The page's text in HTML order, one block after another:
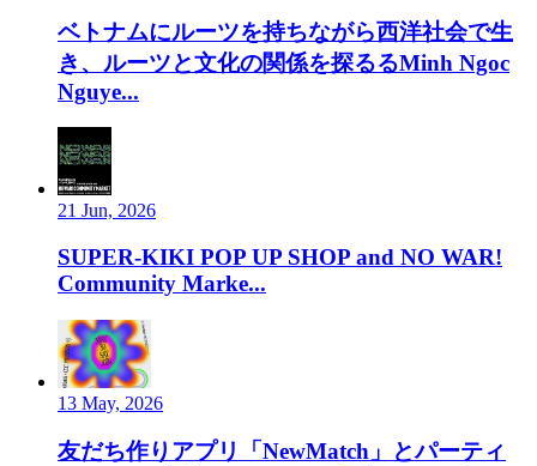
ベトナムにルーツを持ちながら西洋社会で生
き、ルーツと文化の関係を探るるMinh Ngoc
Nguye...
21 Jun, 2026
SUPER-KIKI POP UP SHOP and NO WAR!
Community Marke...
13 May, 2026
友だち作りアプリ「NewMatch」とパーティ